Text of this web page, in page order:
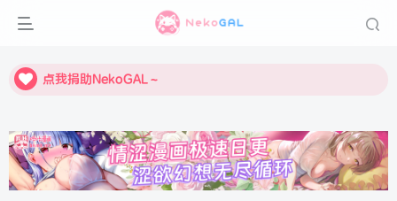
点我捐助NekoGAL～
点我捐助NekoGAL～